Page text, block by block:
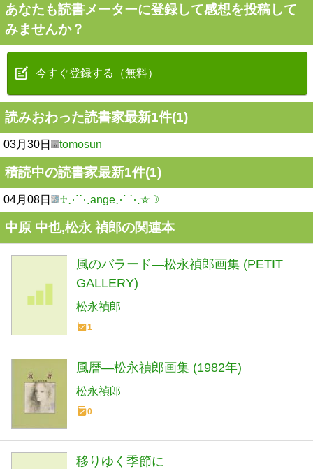
あなたも読書メーターに登録して感想を投稿して
みませんか？
今すぐ登録する（無料）
読みおわった読書家最新1件(1)
03月30日 tomosun
積読中の読書家最新1件(1)
04月08日 ♱⋰⋱ange⋰ ⋱✮☽
中原 中也,松永 禎郎の関連本
風のバラード―松永禎郎画集 (PETIT
GALLERY)
松永禎郎
1
風暦―松永禎郎画集 (1982年)
松永禎郎
0
移りゆく季節に